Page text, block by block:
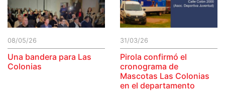
08/05/26
Una bandera para Las
Colonias
31/03/26
Pirola confirmó el
cronograma de
Mascotas Las Colonias
en el departamento